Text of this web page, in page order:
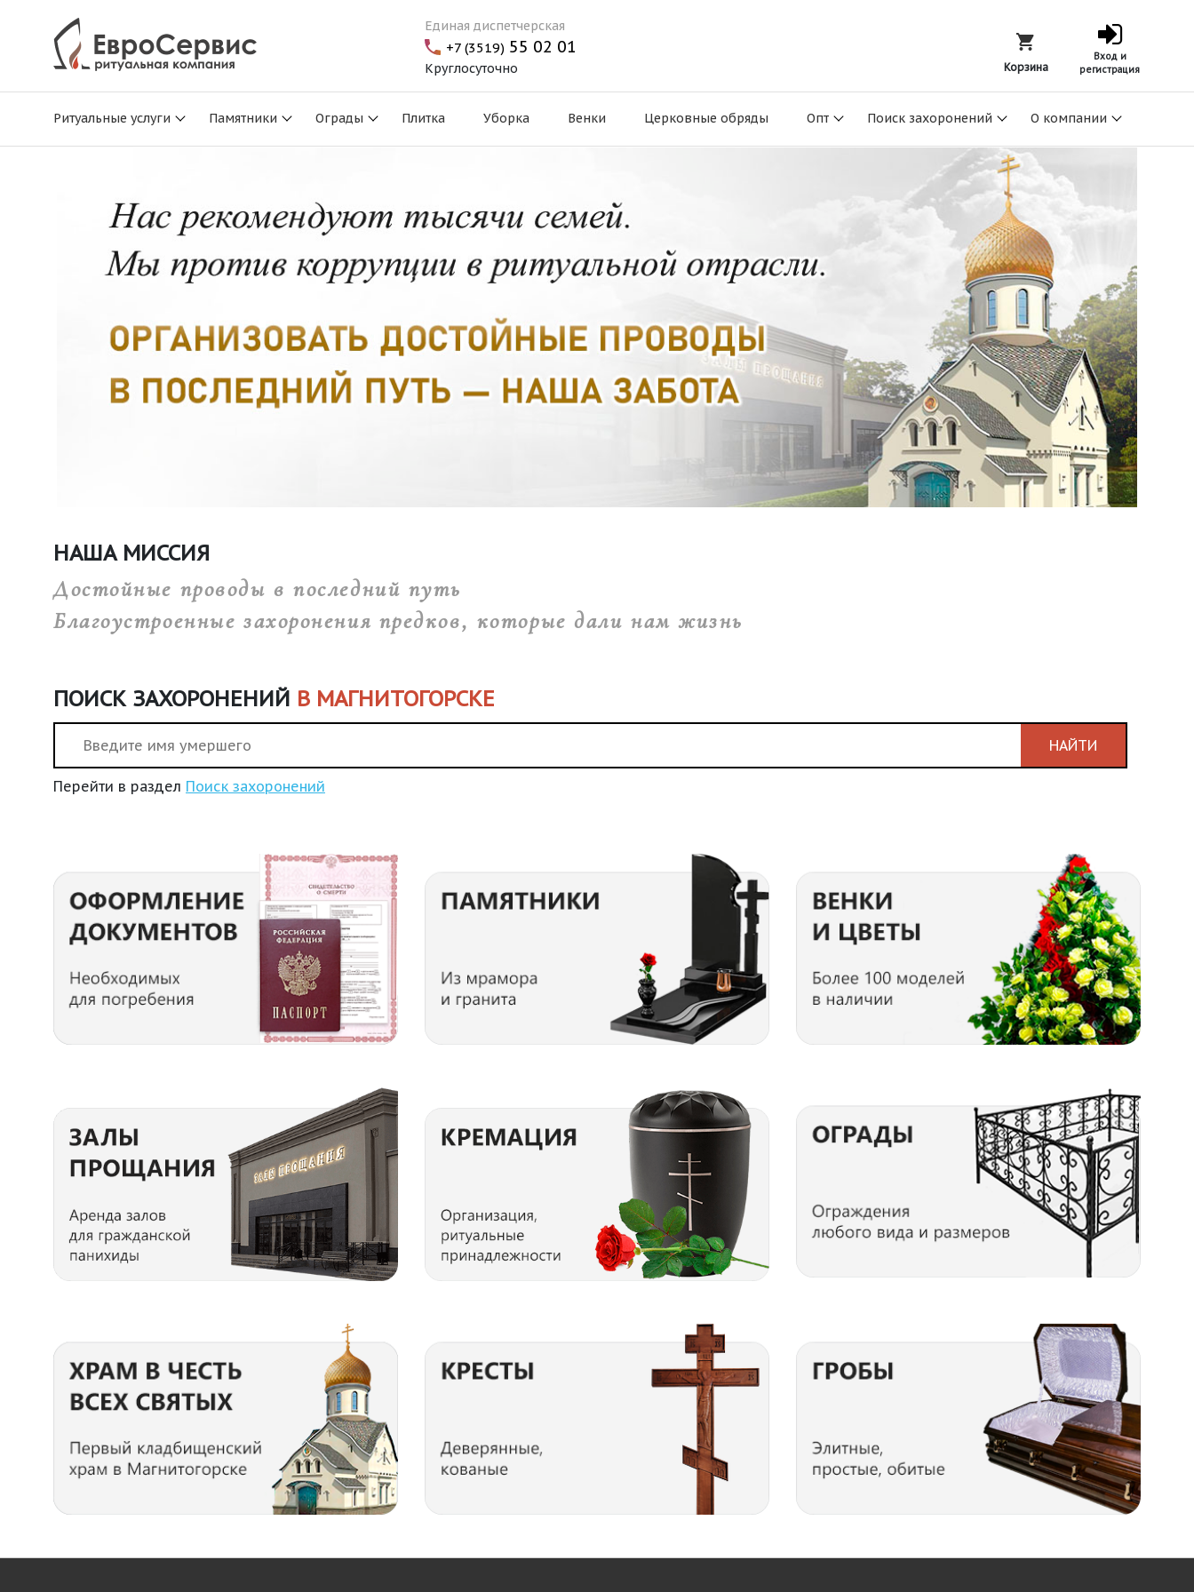
Единая диспетчерская
+7 (3519) 55 02 01
Круглосуточно Корзина
Вход и
регистрация
Ритуальные услуги Памятники Ограды Плитка Уборка Венки Церковные обряды Опт Поиск захоронений О компании
НАША МИССИЯ
Достойные проводы в последний путь
Благоустроенные захоронения предков, которые дали нам жизнь
ПОИСК ЗАХОРОНЕНИЙ В МАГНИТОГОРСКЕ
НАЙТИ
Перейти в раздел Поиск захоронений